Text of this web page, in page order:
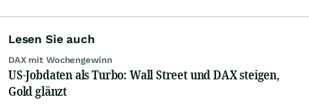
Lesen Sie auch
DAX mit Wochengewinn
US-Jobdaten als Turbo: Wall Street und DAX steigen,
Gold glänzt